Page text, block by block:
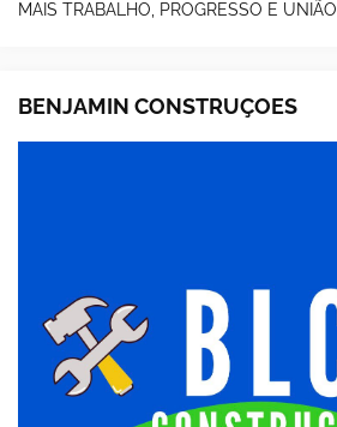
MAIS TRABALHO, PROGRESSO E UNIÃO
BENJAMIN CONSTRUÇOES